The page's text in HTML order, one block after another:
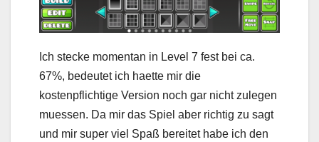
Ich stecke momentan in Level 7 fest bei ca.
67%, bedeutet ich haette mir die
kostenpflichtige Version noch gar nicht zulegen
muessen. Da mir das Spiel aber richtig zu sagt
und mir super viel Spaß bereitet habe ich den